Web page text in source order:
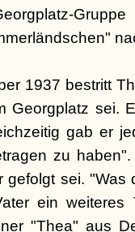
1937 bestritt
Georgplatz sei.
gab er
zu
gefolgt sei. "Was
ein weiteres
"Thea" aus